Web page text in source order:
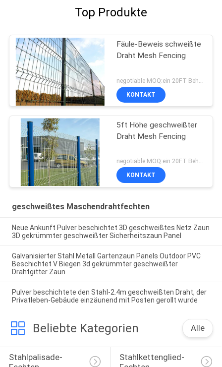
Top Produkte
Fäule-Beweis schweißte
Draht Mesh Fencing
KONTAKT
5ft Höhe geschweißter
Draht Mesh Fencing
negotiable MOQ:ein 20FT Behälter
KONTAKT
geschweißtes Maschendrahtfechten
Neue Ankunft Pulver beschichtet 3D geschweißtes Netz Zaun
3D gekrümmter geschweißter Sicherheitszaun Panel
Galvanisierter Stahl Metall Gartenzaun Panels Outdoor PVC
Beschichtet V Biegen 3d gekrümmter geschweißter
Drahtgitter Zaun
Pulver beschichtete den Stahl-2.4m geschweißten Draht, der
Privatleben-Gebäude einzäunend mit Posten gerollt wurde
Beliebte Kategorien Alle
Stahlpalisade-
Stahlkettenglied-